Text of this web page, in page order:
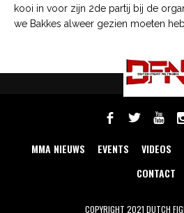
kooi in voor zijn 2de partij bij de
we Bakkes alweer gezien moeten
MMA NIEUWS EVENTS VIDEOS
CONTACT
COPYRIGHT 2021 DUTCH